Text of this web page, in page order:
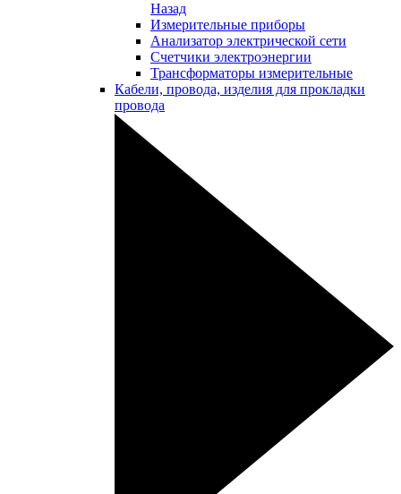
Назад
Измерительные приборы
Анализатор электрической сети
Счетчики электроэнергии
Трансформаторы измерительные
Кабели, провода, изделия для прокладки
провода